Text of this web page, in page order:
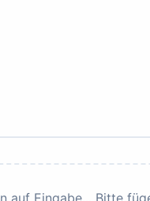
auf Eingabe... Bitte